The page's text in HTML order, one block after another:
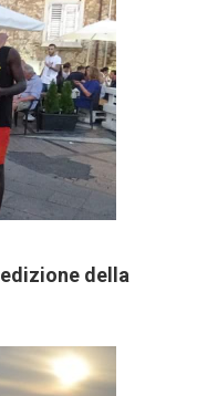
della